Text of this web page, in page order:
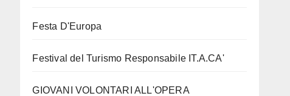
Festa D'Europa
Festival del Turismo Responsabile IT.A.CA'
GIOVANI VOLONTARI ALL'OPERA